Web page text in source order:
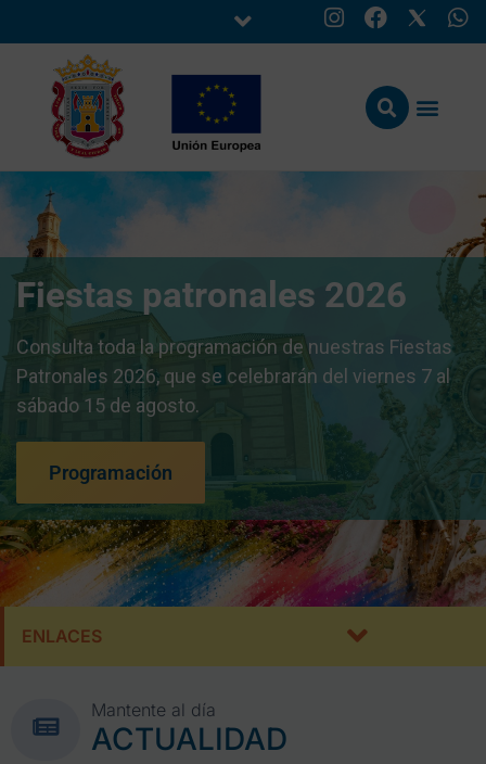
Fiestas patronales 2026
Consulta toda la programación de nuestras Fiestas
Patronales 2026, que se celebrarán del viernes 7 al
sábado 15 de agosto.
Programación
ENLACES
Mantente al día
ACTUALIDAD